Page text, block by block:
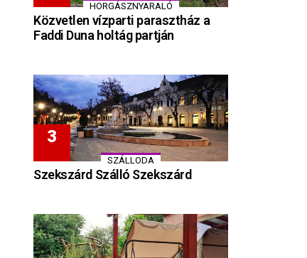
HORGÁSZNYARALÓ
Közvetlen vízparti parasztház a
Faddi Duna holtág partján
SZÁLLODA
Szekszárd Szálló Szekszárd